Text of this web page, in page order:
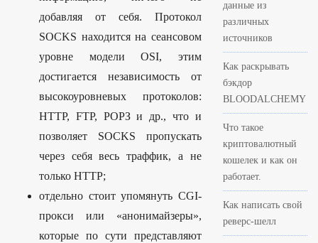
добавляя от себя. Протокол
SOCKS находится на сеансовом
уровне модели OSI, этим
достигается независимость от
высокоуровневых протоколов:
HTTP, FTP, РОРЗ и др., что и
позволяет SOCKS пропускать
через себя весь траффик, а не
только HTTP;
отдельно стоит упомянуть CGI-
прокси или «анонимайзеры»,
которые по сути представляют
данные из
различных
источников
Как раскрывать
бэкдор
BLOODALCHEMY
Что такое
криптовалютный
кошелек и как он
работает.
Как написать свой
реверс-шелл